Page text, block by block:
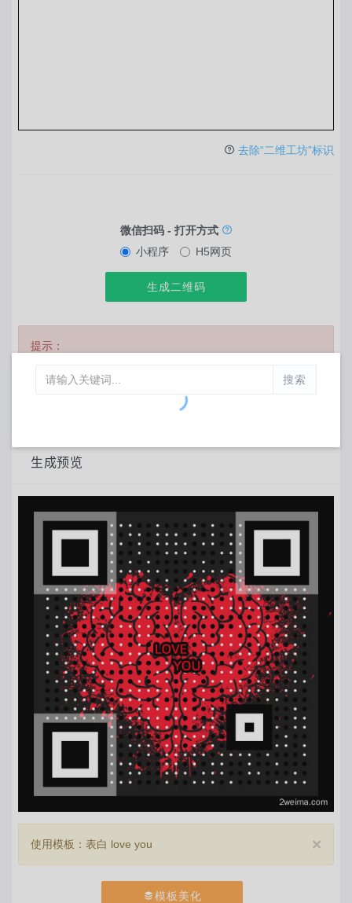
去除“二维工坊”标识
微信扫码 - 打开方式
小程序
H5网页
生成二维码
提示：
生成预览
×
使用模板：表白 love you
模板美化
搜索
]当前缩放等级：
功能简介：
1、支持地址 精确/模糊 查询；
2、支持POI点坐标显示；
3、坐标鼠标跟随显示；
使用说明：
在搜索框搜索关键词后，地图上会显示相应poi点，同
时左侧显示对应该点的信息，点击某点或某信息，右上
角会显示相应该点的坐标和地址。